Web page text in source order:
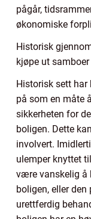
pågår,
økonomiske
Historisk
kjøpe ut samboer
Historisk sett
på som en måte
sikkerheten for
boligen. Dette
involvert.
ulemper knyttet
være vanskelig å
boligen, eller
urettferdig